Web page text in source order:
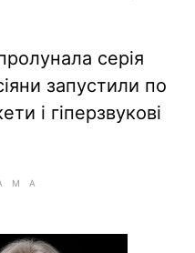
серія
запустили по
і гіперзвукові